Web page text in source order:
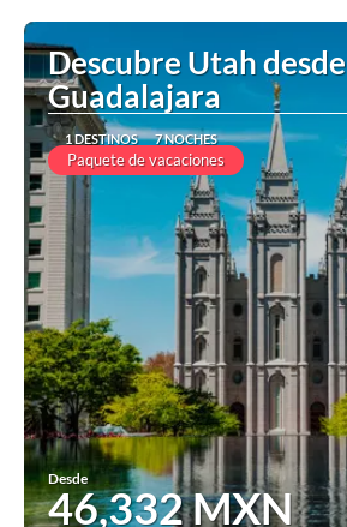
Ver
Descubre Utah desde
Guadalajara
1 DESTINOS 7 NOCHES
Paquete de vacaciones
Desde
46,332 MXN